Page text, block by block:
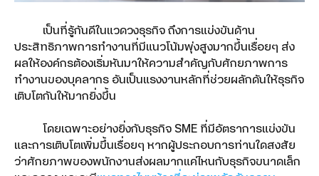
SMS Marketing
Location-based Messaging
Interactive Messaging
Workspace
เป็นที่รู้กันดีในแวดวงธุรกิจ ถึงการแข่งขันด้าน
ประสิทธิภาพการทำงานที่มีแนวโน้มพุ่งสูงมากขึ้นเรื่อยๆ ส่ง
ผลให้องค์กรต้องเริ่มหันมาให้ความสำคัญกับศักยภาพการ
ทำงานของบุคลากร อันเป็นแรงงานหลักที่ช่วยผลักดันให้ธุรกิจ
เติบโตกันให้มากยิ่งขึ้น
โดยเฉพาะอย่างยิ่งกับธุรกิจ SME ที่มีอัตราการแข่งขัน
และการเติบโตเพิ่มขึ้นเรื่อยๆ หากผู้ประกอบการท่านใดสงสัย
ว่าศักยภาพของพนักงานส่งผลมากแค่ไหนกับธุรกิจขนาดเล็ก